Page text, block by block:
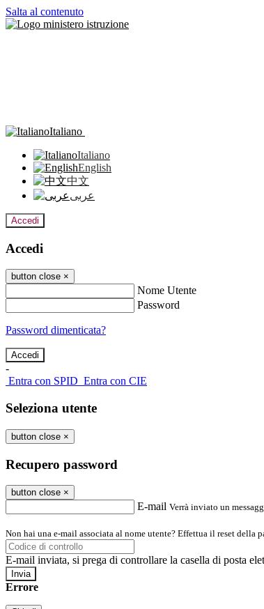
Salta al contenuto
Italiano
Italiano
English
中文
عربى
Accedi
Accedi
button close ×
Nome Utente
Password
Password dimenticata?
-
Entra con SPID Entra con CIE
Seleziona utente
button close ×
Recupero password
button close ×
E-mail Verrà inviato un
Non hai una e-mail associata al nome utente? Effettua il reset della
E-mail inviata, si prega di controllare la casella di posta
Errore